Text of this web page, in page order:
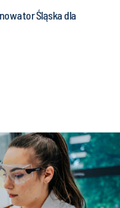
Śląska dla